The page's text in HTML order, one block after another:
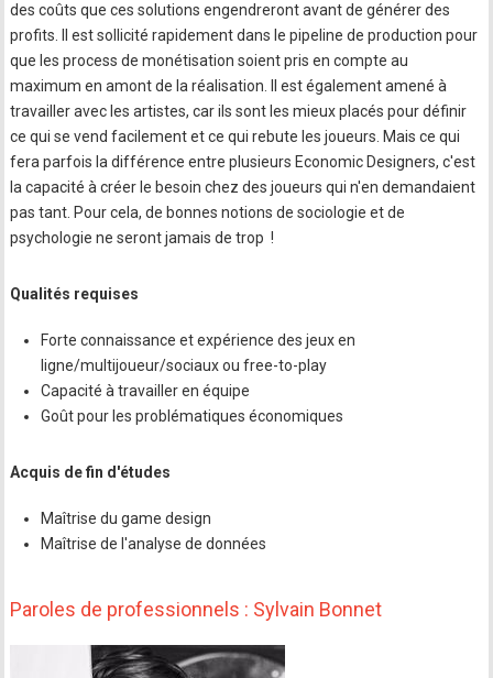
des coûts que ces solutions engendreront avant de générer des
profits. Il est sollicité rapidement dans le ­pipeline de production pour
que les ­process de monétisation soient pris en compte au
maximum en amont de la réalisation. Il est également amené à
travailler avec les artistes, car ils sont les mieux placés pour définir
ce qui se vend facilement et ce qui rebute les joueurs. Mais ce qui
fera parfois la différence entre plusieurs Economic Designers, c'est
la capacité à créer le besoin chez des joueurs qui n'en demandaient
pas tant. Pour cela, de bonnes notions de sociologie et de
psychologie ne seront jamais de trop !
Qualités requises
Forte connaissance et expérience des jeux en
ligne/multijoueur/sociaux ou free-to-play
Capacité à travailler en équipe
Goût pour les problématiques économiques
Acquis de fin d'études
Maîtrise du game design
Maîtrise de l'analyse de données
Paroles de professionnels : Sylvain Bonnet